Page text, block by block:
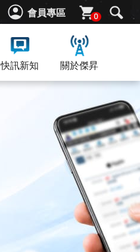
會員專區 0
快訊新知 關於傑昇